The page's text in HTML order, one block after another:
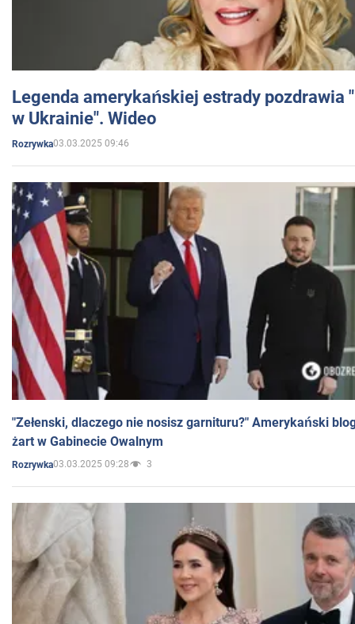
Legenda amerykańskiej estrady pozdrawia
w Ukrainie". Wideo
Rozrywka03.03.2025 09:46
"Zełenski, dlaczego nie nosisz garnituru?" Amerykański
żart w Gabinecie Owalnym
Rozrywka03.03.2025 09:28 3